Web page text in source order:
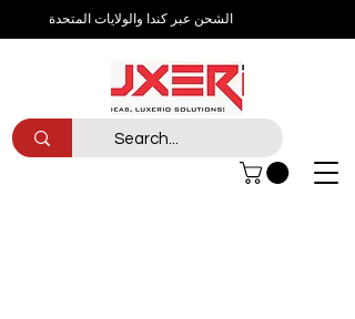
الشحن عبر كندا والولايات المتحدة